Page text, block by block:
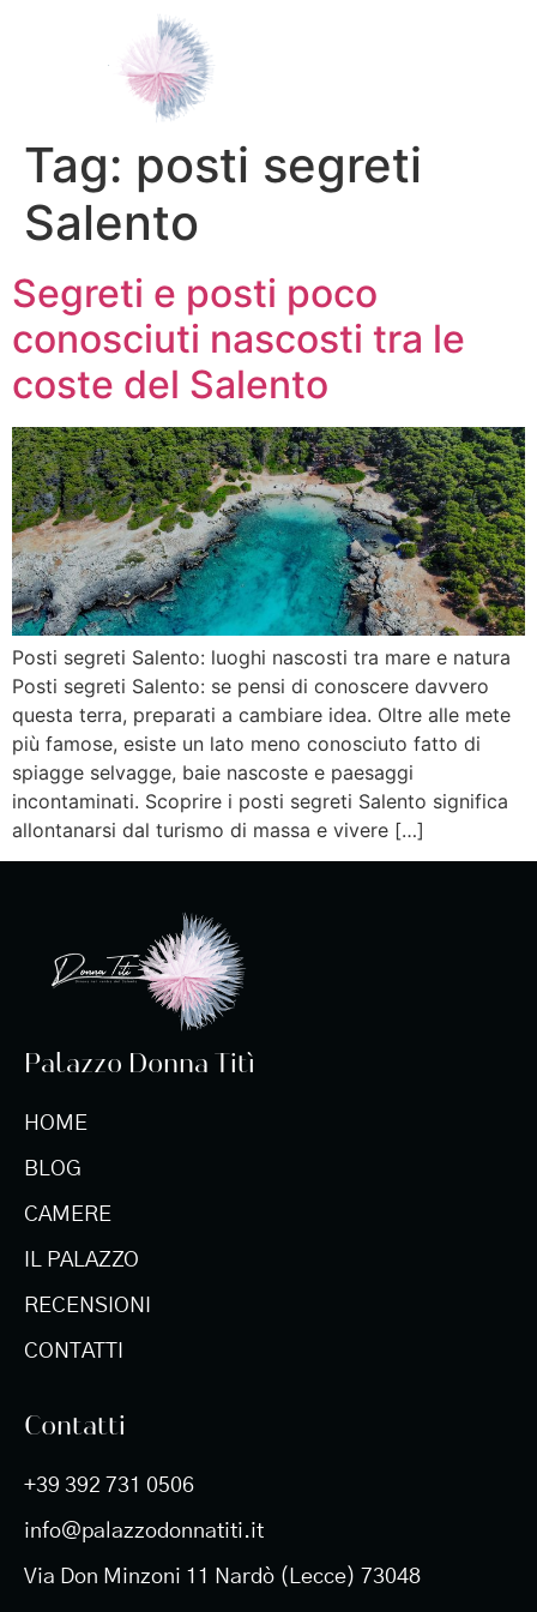
Tag: posti segreti
Salento
Segreti e posti poco
conosciuti nascosti tra le
coste del Salento
Posti segreti Salento: luoghi nascosti tra mare e natura
Posti segreti Salento: se pensi di conoscere davvero
questa terra, preparati a cambiare idea. Oltre alle mete
più famose, esiste un lato meno conosciuto fatto di
spiagge selvagge, baie nascoste e paesaggi
incontaminati. Scoprire i posti segreti Salento significa
allontanarsi dal turismo di massa e vivere […]
Palazzo Donna Titì
HOME
BLOG
CAMERE
IL PALAZZO
RECENSIONI
CONTATTI
Contatti
+39 392 731 0506
info@palazzodonnatiti.it
Via Don Minzoni 11 Nardò (Lecce) 73048